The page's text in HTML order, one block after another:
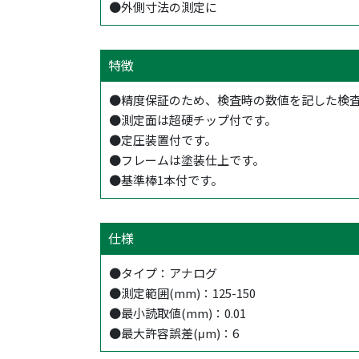
●外側寸法の測定に
特徴
●精度保証のため、検査時の数値を記した検査
●測定面は超硬チップ付です。
●定圧装置付です。
●フレームは塗装仕上です。
●基準棒1本付です。
仕様
●タイプ：アナログ
●測定範囲(mm)：125-150
●最小読取値(mm)：0.01
●最大許容誤差(μm)：6